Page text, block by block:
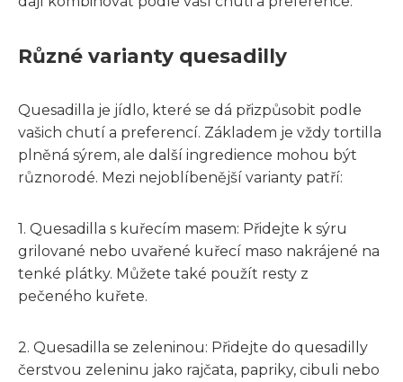
Různé varianty quesadilly
Quesadilla je jídlo, které se dá přizpůsobit podle
vašich chutí a preferencí. Základem je vždy tortilla
plněná sýrem, ale další ingredience mohou být
různorodé. Mezi nejoblíbenější varianty patří:
1. Quesadilla s kuřecím masem: Přidejte k sýru
grilované nebo uvařené kuřecí maso nakrájené na
tenké plátky. Můžete také použít resty z
pečeného kuřete.
2. Quesadilla se zeleninou: Přidejte do quesadilly
čerstvou zeleninu jako rajčata, papriky, cibuli nebo